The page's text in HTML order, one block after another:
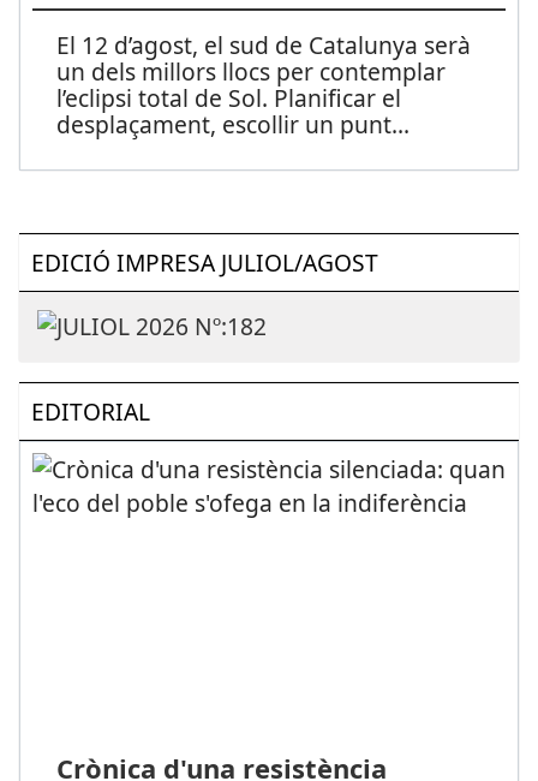
El 12 d’agost, el sud de Catalunya serà
un dels millors llocs per contemplar
l’eclipsi total de Sol. Planificar el
desplaçament, escollir un punt...
EDICIÓ IMPRESA JULIOL/AGOST
EDITORIAL
Crònica d'una resistència